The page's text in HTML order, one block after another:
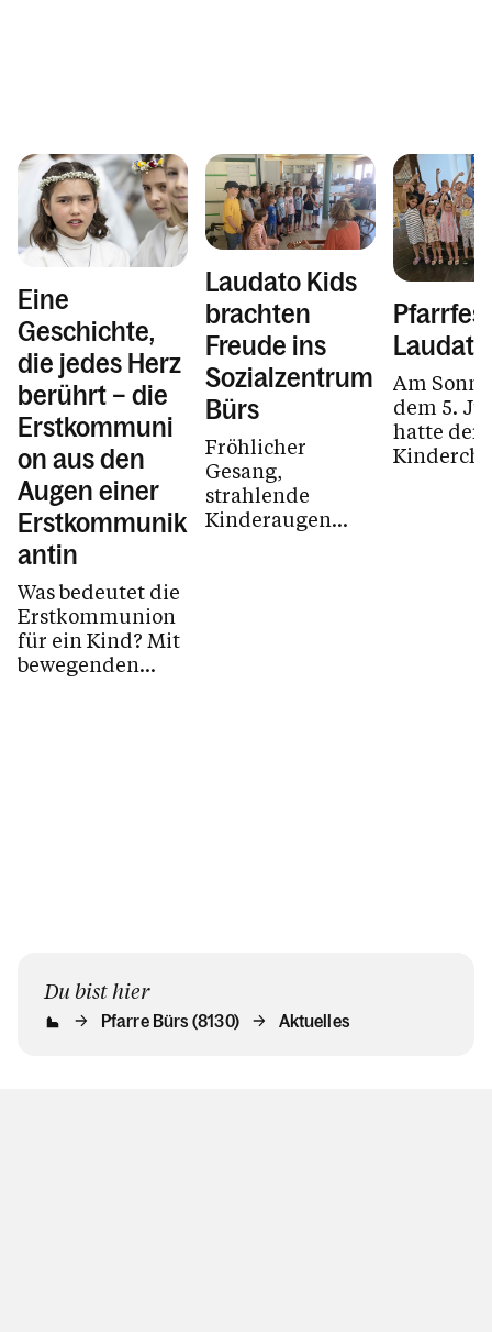
Eine
Geschichte,
die jedes Herz
berührt – die
Erstkommuni
on aus den
Augen einer
Erstkommunik
antin
Was bedeutet die
Erstkommunion
für ein Kind? Mit
bewegenden
Laudato Kids
brachten
Freude ins
Sozialzentrum
Bürs
Fröhlicher
Gesang,
strahlende
Kinderaugen
Am
dem 5.
hatte der
Du bist hier
Pfarre Bürs (8130) Aktuelles